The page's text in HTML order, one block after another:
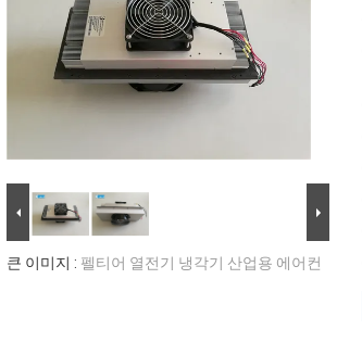
큰 이미지 : 펠티어 열전기 냉각기 산업용 에어컨